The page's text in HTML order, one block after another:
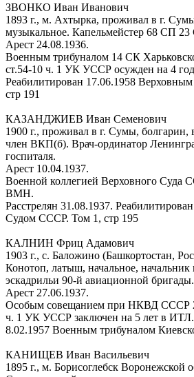
ЗВОНКО Иван Иванович
1893 г., м. Ахтырка, проживал в г.
музыкальное. Капельмейстер 68 СП
Арест 24.08.1936.
Военным трибуналом 14 СК
ст.54-10 ч. 1 УК УССР осужден на 4
Реабилитирован 17.06.1958
стр 191
КАЗАНДЖИЕВ Иван Семенович
1900 г., проживал в г. Сумы, болгарин,
член ВКП(б). Врач-ординатор
госпиталя.
Арест 10.04.1937.
Военной коллегией Верховного Суда
ВМН.
Расстрелян 31.08.1937.
Судом СССР. Том 1, стр 195
КАЛНИН Фриц Адамович
1903 г., с. Баложино (Башкортостан,
Конотоп, латыш, начальное,
эскадрильи 90-й авиационной бригады.
Арест 27.06.1937.
Особым совещанием при НКВД СССР
ч. 1 УК УССР заключен на 5 лет в ИТЛ.
8.02.1957 Военным трибуналом
КАНИЩЕВ Иван Васильевич
1895 г., м. Борисоглебск Воронежской